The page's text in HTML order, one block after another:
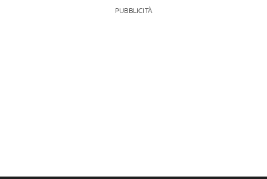
PUBBLICITÀ